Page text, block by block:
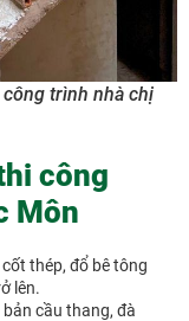
trình nhà chị
công
Môn
thép, đổ bê tông
lên.
cầu thang, đà